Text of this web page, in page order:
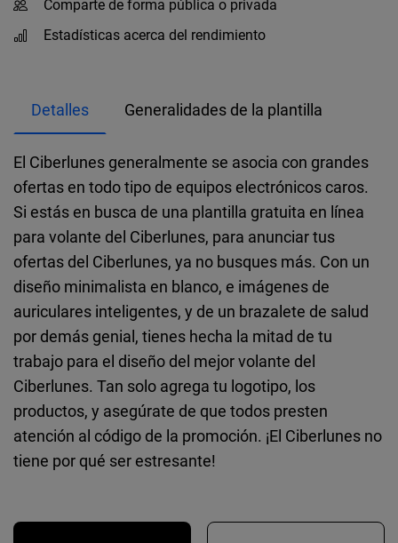
Comparte de forma pública o privada
Estadísticas acerca del rendimiento
Detalles Generalidades de la plantilla
El Ciberlunes generalmente se asocia con grandes
ofertas en todo tipo de equipos electrónicos caros.
Si estás en busca de una plantilla gratuita en línea
para volante del Ciberlunes, para anunciar tus
ofertas del Ciberlunes, ya no busques más. Con un
diseño minimalista en blanco, e imágenes de
auriculares inteligentes, y de un brazalete de salud
por demás genial, tienes hecha la mitad de tu
trabajo para el diseño del mejor volante del
Ciberlunes. Tan solo agrega tu logotipo, los
productos, y asegúrate de que todos presten
atención al código de la promoción. ¡El Ciberlunes no
tiene por qué ser estresante!